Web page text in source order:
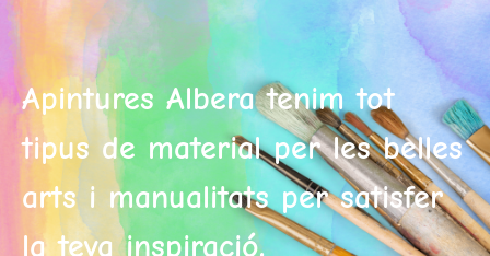
Apintures Albera tenim tot
tipus de material per les belles
arts i manualitats per satisfer
la teva inspiració.